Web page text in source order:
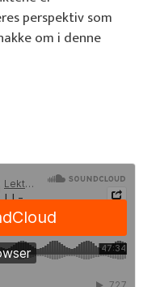
perspektiv som
om i denne